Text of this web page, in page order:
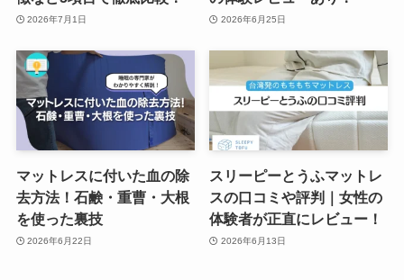
2026年7月1日 2026年6月25日
マットレスに付いた血の除
去方法！石鹸・重曹・大根
を使った裏技
2026年6月22日
スリーピーとうふマットレ
スの口コミや評判｜女性の
体験者が正直にレビュー！
2026年6月13日